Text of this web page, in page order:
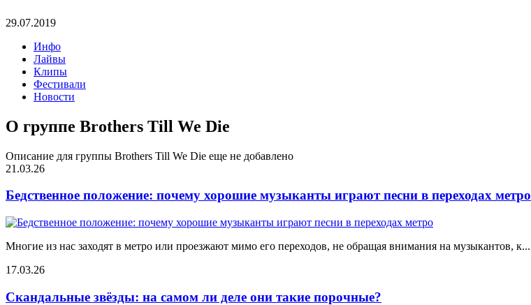
29.07.2019
Инфо
Лайвы
Клипы
Фестивали
Новости
О группе Brothers Till We Die
Описание для группы Brothers Till We Die еще не добавлено
21.03.26
Бедственное положение: почему хорошие музыканты играют песни в переходах метро
Многие из нас заходят в метро или проезжают мимо его переходов, не обращая внимания на музыкантов, к...
17.03.26
Скандальные звёзды: на самом ли деле они такие порочные?